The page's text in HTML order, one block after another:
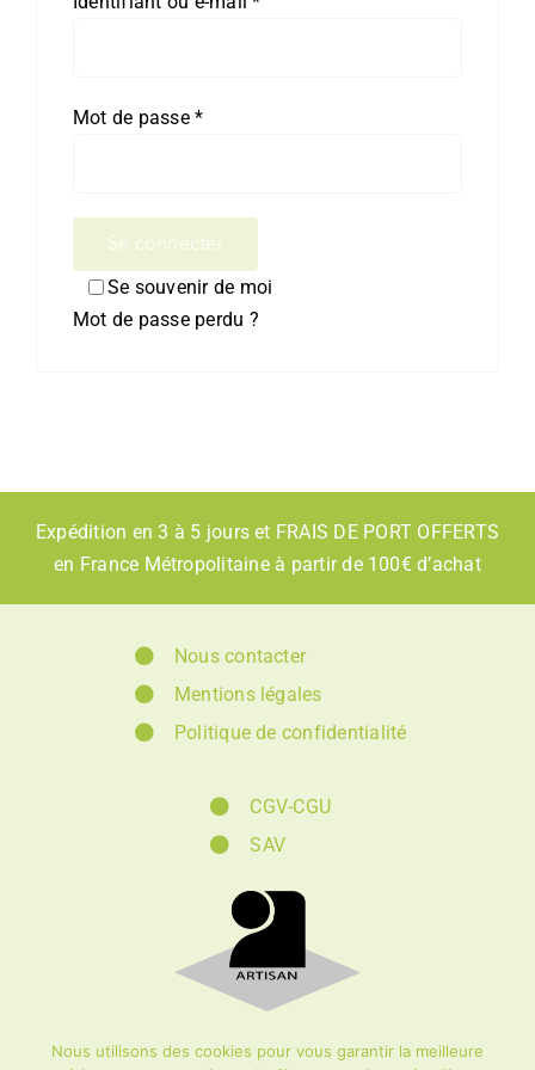
Mot de passe*Obligatoire
Se souvenir de moi
Se connecter
Mot de passe perdu ?
Expédition en 3 à 5 jours et FRAIS DE PORT OFFERTS
en France Métropolitaine à partir de 100€ d’achat
Nous contacter
Mentions légales
Politique de confidentialité
CGV-CGU
SAV
© Création et éco-conception :DIOQA|ZEIO
Nous utilisons des cookies pour vous garantir la meilleure